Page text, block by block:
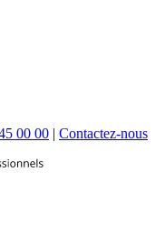
00 00 | Contactez-nous